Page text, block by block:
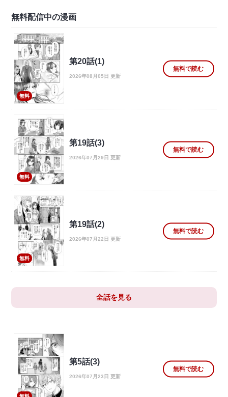
無料配信中の漫画
無料
第20話(1)
2026年08月05日 更新
無料で読む
無料
第19話(3)
2026年07月29日 更新
無料で読む
無料
第19話(2)
2026年07月22日 更新
無料で読む
全話を見る
第5話(3)
2026年07月23日 更新
無料で読む